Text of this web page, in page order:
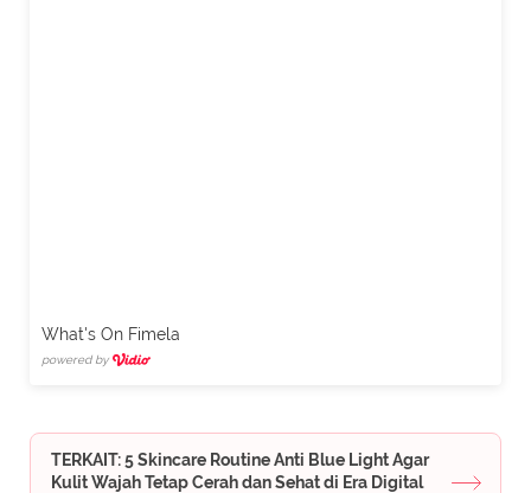
What's On Fimela
powered by
TERKAIT: 5 Skincare Routine Anti Blue Light Agar
Kulit Wajah Tetap Cerah dan Sehat di Era Digital